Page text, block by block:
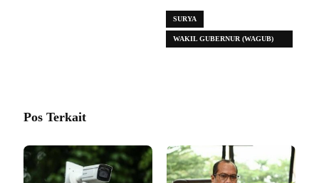
SURYA
WAKIL GUBERNUR (WAGUB)
Pos Terkait